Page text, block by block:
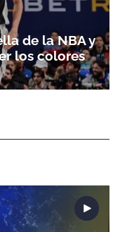
de la NBA y
los colores